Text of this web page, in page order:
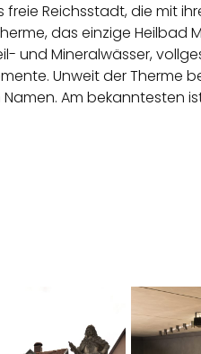
Reichsstadt, die mit
das einzige Heilbad
und Mineralwässer,
Unweit der Therme
Am bekanntesten